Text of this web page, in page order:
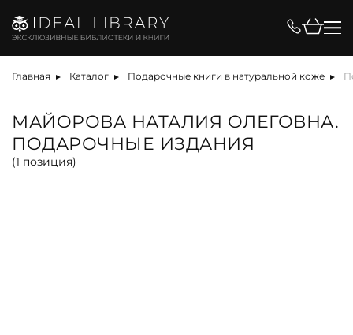
Главная Каталог Подарочные книги в натуральной коже
МАЙОРОВА НАТАЛИЯ ОЛЕГОВНА.
ПОДАРОЧНЫЕ ИЗДАНИЯ
(1 позиция)
Цена, ₽
Вид